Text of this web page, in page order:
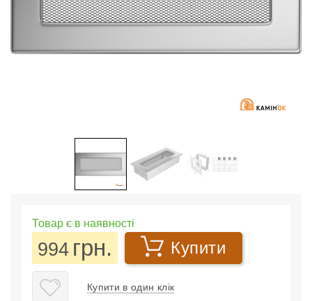
Товар є в наявності
994 грн. Купити
Купити в один клік